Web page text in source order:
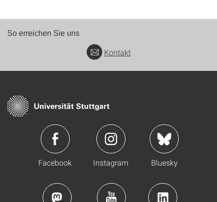
So erreichen Sie uns
Kontakt
Facebook Instagram Bluesky